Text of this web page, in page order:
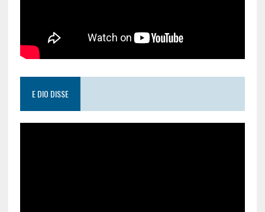
E DIO DISSE